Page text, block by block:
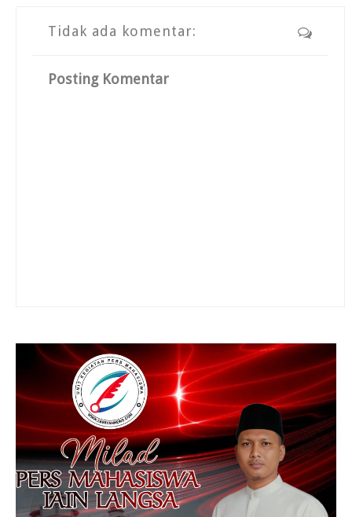
Tidak ada komentar:
Posting Komentar